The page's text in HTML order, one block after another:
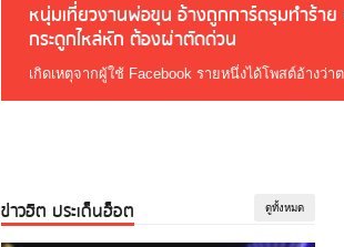
หนุ่มเที่ยวงานพ่อขุน อ้างถูกการ์ดรุมทำร้า
กระดูกไหล่หัก ต้องผ่าตัดด่วน
เกิดเหตุจากผู้ใช้ Facebook รายหนึ่งได้โพสต์อ้างว่
ข่าวฮิต ประเด็นฮ็อต ดูทั้งหมด